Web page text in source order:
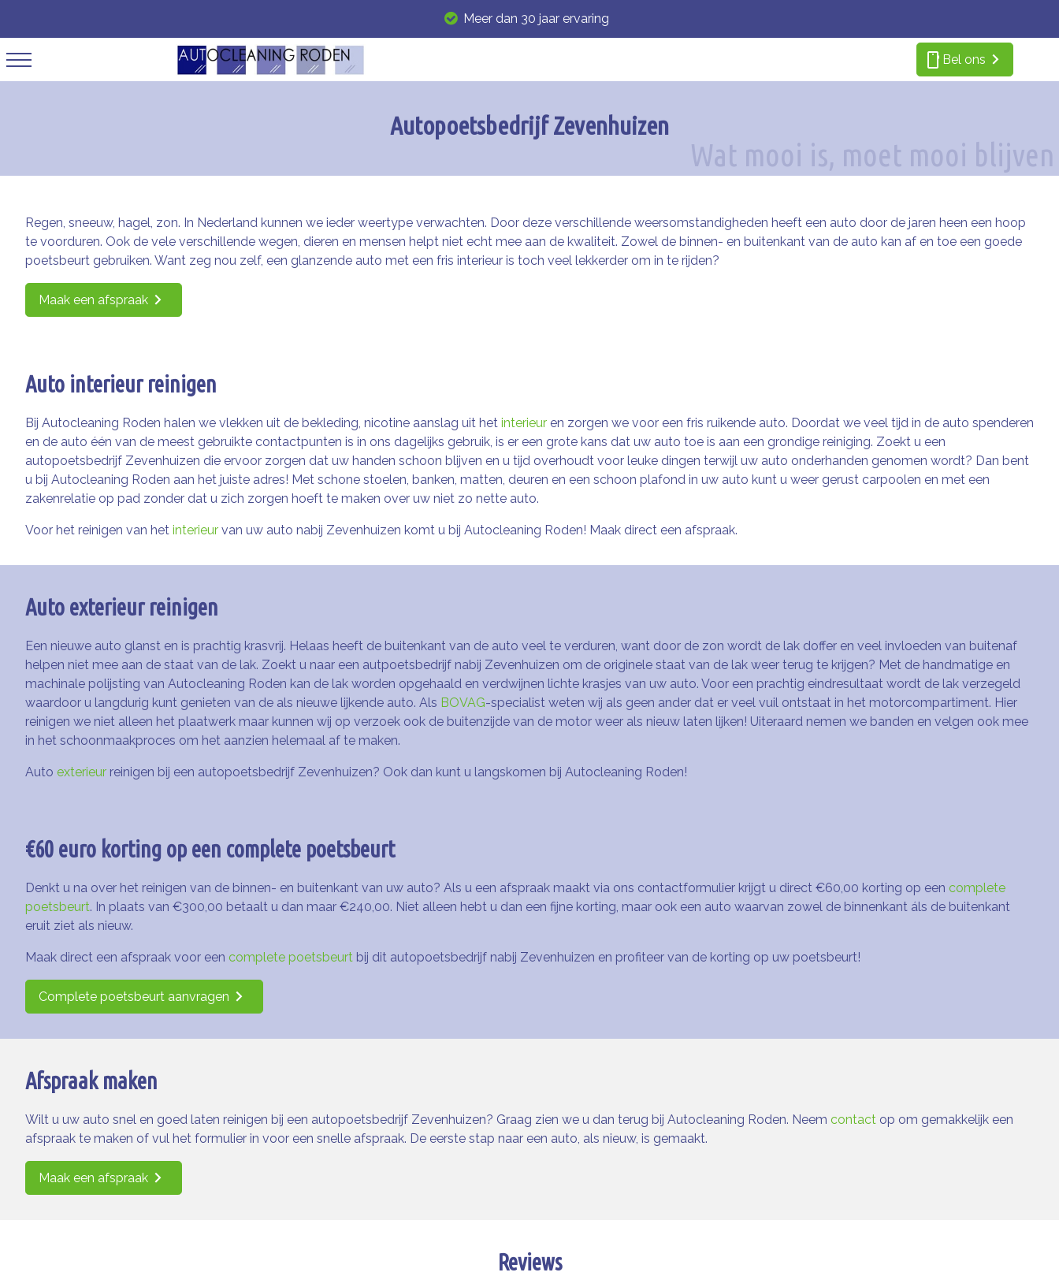
smartphone Bel ons
Meer dan 30 jaar ervaring
Autopoetsbedrijf Zevenhuizen
Regen, sneeuw, hagel, zon. In Nederland kunnen we ieder weertype verwachten. Door deze verschillende weersomstandigheden heeft een auto door de jaren heen een hoop
te voorduren. Ook de vele verschillende wegen, dieren en mensen helpt niet echt mee aan de kwaliteit. Zowel de binnen- en buitenkant van de auto kan af en toe een goede
poetsbeurt gebruiken. Want zeg nou zelf, een glanzende auto met een fris interieur is toch veel lekkerder om in te rijden?
Maak een afspraak
Auto interieur reinigen
Bij Autocleaning Roden halen we vlekken uit de bekleding, nicotine aanslag uit het interieur en zorgen we voor een fris ruikende auto. Doordat we veel tijd in de auto spenderen
en de auto één van de meest gebruikte contactpunten is in ons dagelijks gebruik, is er een grote kans dat uw auto toe is aan een grondige reiniging. Zoekt u een
autopoetsbedrijf Zevenhuizen die ervoor zorgen dat uw handen schoon blijven en u tijd overhoudt voor leuke dingen terwijl uw auto onderhanden genomen wordt? Dan bent
u bij Autocleaning Roden aan het juiste adres! Met schone stoelen, banken, matten, deuren en een schoon plafond in uw auto kunt u weer gerust carpoolen en met een
zakenrelatie op pad zonder dat u zich zorgen hoeft te maken over uw niet zo nette auto.
Voor het reinigen van het interieur van uw auto nabij Zevenhuizen komt u bij Autocleaning Roden! Maak direct een afspraak.
Auto exterieur reinigen
Een nieuwe auto glanst en is prachtig krasvrij. Helaas heeft de buitenkant van de auto veel te verduren, want door de zon wordt de lak doffer en veel invloeden van buitenaf
helpen niet mee aan de staat van de lak. Zoekt u naar een autpoetsbedrijf nabij Zevenhuizen om de originele staat van de lak weer terug te krijgen? Met de handmatige en
machinale polijsting van Autocleaning Roden kan de lak worden opgehaald en verdwijnen lichte krasjes van uw auto. Voor een prachtig eindresultaat wordt de lak verzegeld
waardoor u langdurig kunt genieten van de als nieuwe lijkende auto. Als BOVAG-specialist weten wij als geen ander dat er veel vuil ontstaat in het motorcompartiment. Hier
reinigen we niet alleen het plaatwerk maar kunnen wij op verzoek ook de buitenzijde van de motor weer als nieuw laten lijken! Uiteraard nemen we banden en velgen ook mee
in het schoonmaakproces om het aanzien helemaal af te maken.
Auto exterieur reinigen bij een autopoetsbedrijf Zevenhuizen? Ook dan kunt u langskomen bij Autocleaning Roden!
€60 euro korting op een complete poetsbeurt
Denkt u na over het reinigen van de binnen- en buitenkant van uw auto? Als u een afspraak maakt via ons contactformulier krijgt u direct €60,00 korting op een complete
poetsbeurt. In plaats van €300,00 betaalt u dan maar €240,00. Niet alleen hebt u dan een fijne korting, maar ook een auto waarvan zowel de binnenkant áls de buitenkant
eruit ziet als nieuw.
Maak direct een afspraak voor een complete poetsbeurt bij dit autopoetsbedrijf nabij Zevenhuizen en profiteer van de korting op uw poetsbeurt!
Complete poetsbeurt aanvragen
Afspraak maken
Wilt u uw auto snel en goed laten reinigen bij een autopoetsbedrijf Zevenhuizen? Graag zien we u dan terug bij Autocleaning Roden. Neem contact op om gemakkelijk een
afspraak te maken of vul het formulier in voor een snelle afspraak. De eerste stap naar een auto, als nieuw, is gemaakt.
Maak een afspraak
Reviews